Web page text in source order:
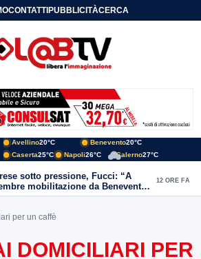
CONTATTIPUBBLICITÀCERCA
Avellino20°C Benevento20°C
Caserta25°C Napoli26°C Salerno27°C
sotto pressione, Fucci: “A
mobilitazione da Benevento
12 ORE FA
per un caffè
DOMICILIARI PER